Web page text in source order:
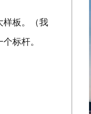
样板。（我
标杆。